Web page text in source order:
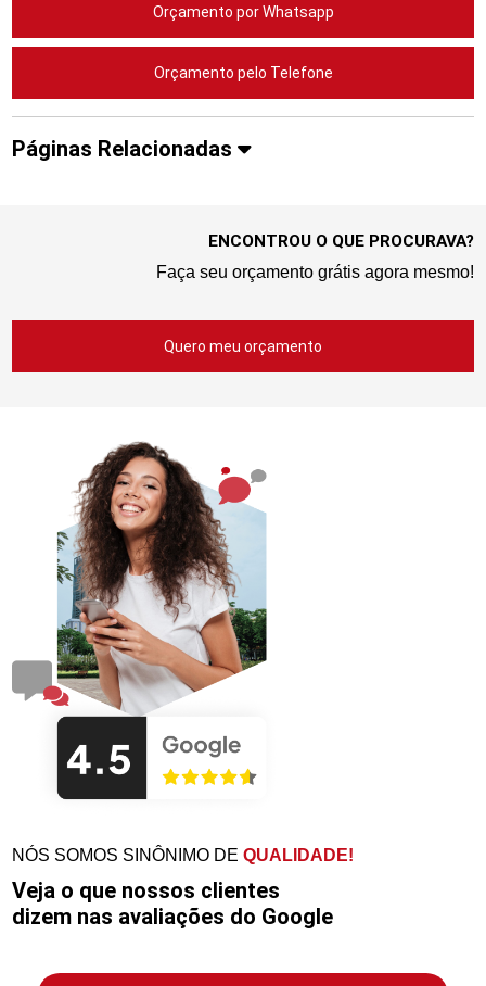
Orçamento por Whatsapp
Orçamento pelo Telefone
Páginas Relacionadas
ENCONTROU O QUE PROCURAVA?
Faça seu orçamento grátis agora mesmo!
Quero meu orçamento
NÓS SOMOS SINÔNIMO DEQUALIDADE!
Veja o que nossos clientes
dizem nas avaliações do Google